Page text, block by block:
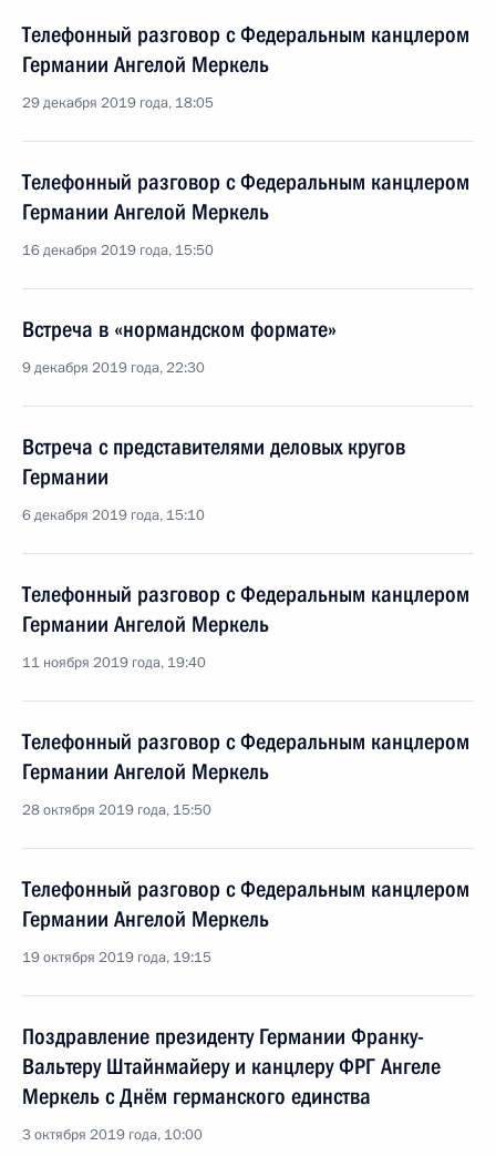
Телефонный разговор с Федеральным канцлером
Германии Ангелой Меркель
29 декабря 2019 года, 18:05
Телефонный разговор с Федеральным канцлером
Германии Ангелой Меркель
16 декабря 2019 года, 15:50
Встреча в «нормандском формате»
9 декабря 2019 года, 22:30
Встреча с представителями деловых кругов
Германии
6 декабря 2019 года, 15:10
Телефонный разговор с Федеральным канцлером
Германии Ангелой Меркель
11 ноября 2019 года, 19:40
Телефонный разговор с Федеральным канцлером
Германии Ангелой Меркель
28 октября 2019 года, 15:50
Телефонный разговор с Федеральным канцлером
Германии Ангелой Меркель
19 октября 2019 года, 19:15
Поздравление президенту Германии Франку-
Вальтеру Штайнмайеру и канцлеру ФРГ Ангеле
Меркель с Днём германского единства
3 октября 2019 года, 10:00